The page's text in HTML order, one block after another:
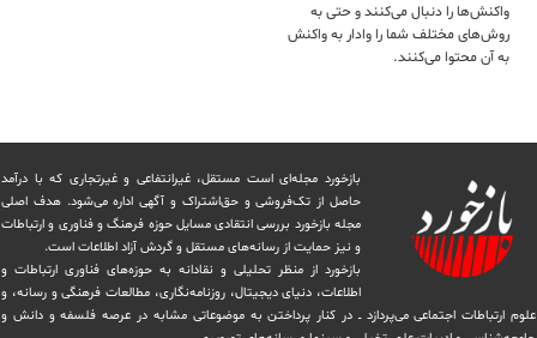
واکنش‌ها را دنبال می‌کنند و حتی به
روش‌های مختلف شما را وادار به واکنش
به آن محتوا می‌کنند.
بازخورد مجله‌ای است مستقل، غیرانتفاعی و غیرتجاری که با درآمد
حاصل از تک‌فروشی و حق‌اشتراک و آگهی اداره می‌شود. ‏هدف اصلی
مجله بازخورد بررسی انتقادی مسایل حوزه فرهنگ و فناوری و ارتباطات
و نیز حمایت از رسانه‌های مستقل و‌ گردش ‏آزاد اطلاعات است.
بازخورد از منظر تحلیلی و نقادانه به حوزه‌های فناوری ارتباطات و
اطلاعات، دنیای دیجیتال، روزنامه‌نگاری، ‏مطالعات فرهنگی و رسانه، و
علوم ارتباطات اجتماعی می‌پردازد ــ در کنار پرداختن به موضوعاتی مشابه در عرصه فلسفه و دانش و